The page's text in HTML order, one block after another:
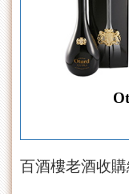
百酒樓老酒收